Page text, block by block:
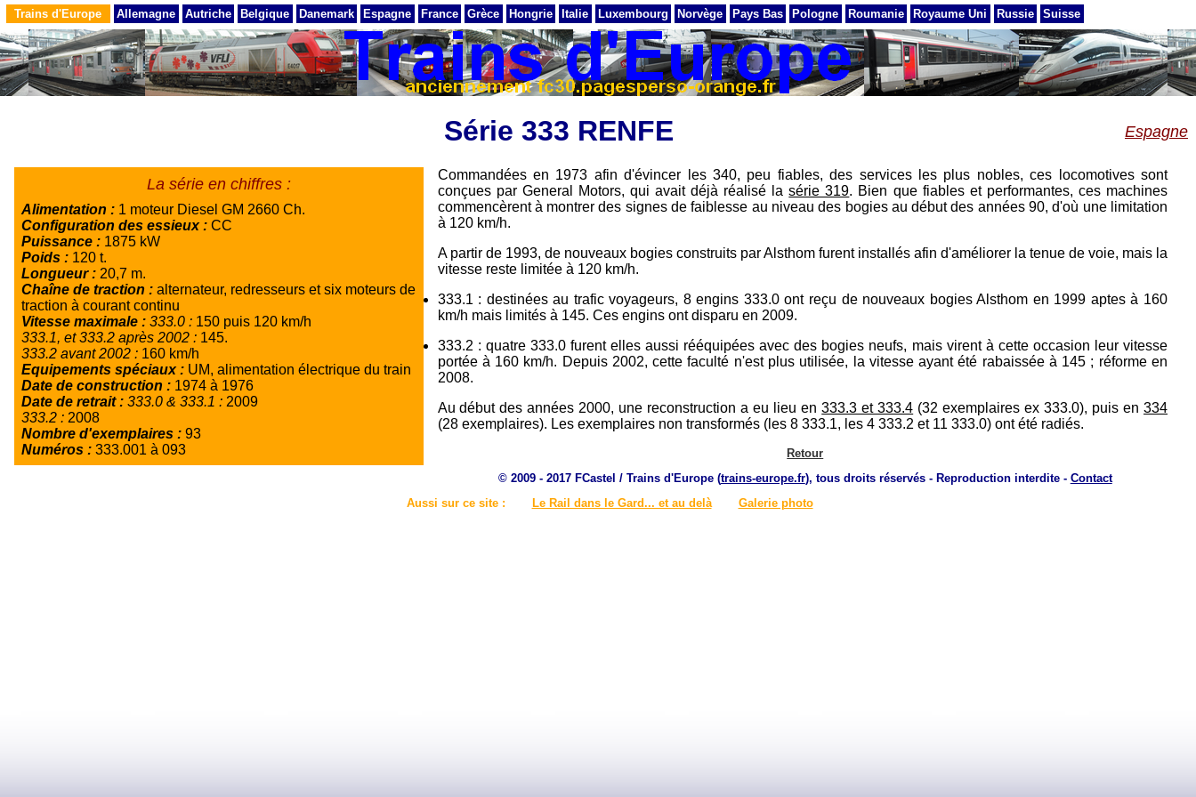
Trains d'Europe Allemagne Autriche Belgique Danemark Espagne France Grèce Hongrie Italie Luxembourg Norvège Pays Bas Pologne Roumanie Royaume Uni Russie Suisse
Série 333 RENFE Espagne
La série en chiffres :
Alimentation : 1 moteur Diesel GM 2660 Ch.
Configuration des essieux : CC
Puissance : 1875 kW
Poids : 120 t.
Longueur : 20,7 m.
Chaîne de traction : alternateur, redresseurs et six moteurs de
traction à courant continu
Vitesse maximale : 333.0 : 150 puis 120 km/h
333.1, et 333.2 après 2002 : 145.
333.2 avant 2002 : 160 km/h
Equipements spéciaux : UM, alimentation électrique du train
Date de construction : 1974 à 1976
Date de retrait : 333.0 & 333.1 : 2009
333.2 : 2008
Nombre d'exemplaires : 93
Numéros : 333.001 à 093
Commandées en 1973 afin d'évincer les 340, peu fiables, des services les plus nobles, ces locomotives sont
conçues par General Motors, qui avait déjà réalisé lasérie 319. Bien que fiables et performantes, ces machines
commencèrent à montrer des signes de faiblesse au niveau des bogies au début des années 90, d'où une limitation
à 120 km/h.
A partir de 1993, de nouveaux bogies construits par Alsthom furent installés afin d'améliorer la tenue de voie, mais la
vitesse reste limitée à 120 km/h.
333.1 : destinées au trafic voyageurs, 8 engins 333.0 ont reçu de nouveaux bogies Alsthom en 1999 aptes à 160
km/h mais limités à 145. Ces engins ont disparu en 2009.
333.2 : quatre 333.0 furent elles aussi rééquipées avec des bogies neufs, mais virent à cette occasion leur vitesse
portée à 160 km/h. Depuis 2002, cette faculté n'est plus utilisée, la vitesse ayant été rabaissée à 145 ; réforme en
2008.
Au début des années 2000, une reconstruction a eu lieu en333.3 et 333.4 (32 exemplaires ex 333.0), puis en334
(28 exemplaires). Les exemplaires non transformés (les 8 333.1, les 4 333.2 et 11 333.0) ont été radiés.
Retour
© 2009 - 2017 FCastel / Trains d'Europe (trains-europe.fr), tous droits réservés - Reproduction interdite - Contact
Aussi sur ce site :
Le Rail dans le Gard... et au delà Galerie photo